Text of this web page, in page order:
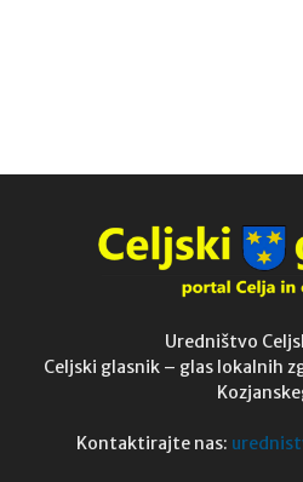
Uredništvo
Celjski glasnik – glas lokalnih
Kontaktirajte nas: